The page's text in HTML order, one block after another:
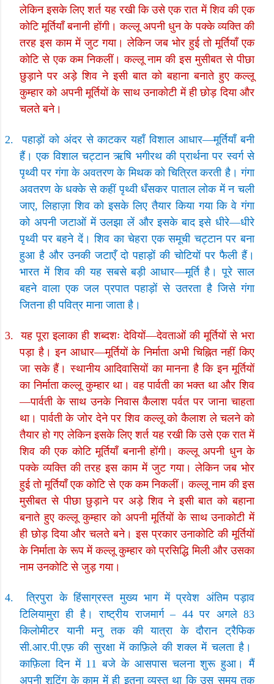
लेकिन इसके लिए शर्त यह रखी कि उसे एक रात में शिव की एक
कोटि मूर्तियाँ बनानी होंगी। कल्लू अपनी धुन के पक्के व्यक्ति की
तरह इस काम में जुट गया। लेकिन जब भोर हुई तो मूर्तियाँ एक
कोटि से एक कम निकलीं। कल्लू नाम की इस मुसीबत से पीछा
छुड़ाने पर अड़े शिव ने इसी बात को बहाना बनाते हुए कल्लू
कुम्हार को अपनी मूर्तियों के साथ उनाकोटी में ही छोड़ दिया और
चलते बने।
2. पहाड़ों को अंदर से काटकर यहाँ विशाल आधार—मूर्तियाँ बनी
हैं। एक विशाल चट्टान ऋषि भगीरथ की प्रार्थना पर स्वर्ग से
पृथ्वी पर गंगा के अवतरण के मिथक को चित्रित करती है। गंगा
अवतरण के धक्के से कहीं पृथ्वी धँसकर पाताल लोक में न चली
जाए,लिहाज़ा शिव को इसके लिए तैयार किया गया कि वे गंगा
को अपनी जटाओं में उलझा लें और इसके बाद इसे धीरे—धीरे
पृथ्वी पर बहने दें। शिव का चेहरा एक समूची चट्टान पर बना
हुआ है और उनकी जटाएँ दो पहाड़ों की चोटियों पर फैली हैं।
भारत में शिव की यह सबसे बड़ी आधार—मूर्ति है। पूरे साल
बहने वाला एक जल प्रपात पहाड़ों से उतरता है जिसे गंगा
जितना ही पवित्र माना जाता है।
3. यह पूरा इलाका ही शब्दशः देवियों—देवताओं की मूर्तियों से भरा
पड़ा है। इन आधार—मूर्तियों के निर्माता अभी चिह्नित नहीं किए
जा सके हैं। स्थानीय आदिवासियों का मानना है कि इन मूर्तियों
का निर्माता कल्लू कुम्हार था। वह पार्वती का भक्त था और शिव
—पार्वती के साथ उनके निवास कैलाश पर्वत पर जाना चाहता
था। पार्वती के जोर देने पर शिव कल्लू को कैलाश ले चलने को
तैयार हो गए लेकिन इसके लिए शर्त यह रखी कि उसे एक रात में
शिव की एक कोटि मूर्तियाँ बनानी होंगी। कल्लू अपनी धुन के
पक्के व्यक्ति की तरह इस काम में जुट गया। लेकिन जब भोर
हुई तो मूर्तियाँ एक कोटि से एक कम निकलीं। कल्लू नाम की इस
मुसीबत से पीछा छुड़ाने पर अड़े शिव ने इसी बात को बहाना
बनाते हुए कल्लू कुम्हार को अपनी मूर्तियों के साथ उनाकोटी में
ही छोड़ दिया और चलते बने। इस प्रकार उनाकोटि की मूर्तियों
के निर्माता के रूप में कल्लू कुम्हार को प्रसिद्धि मिली और उसका
नाम उनकोटि से जुड़ गया।
4.
त्रिपुरा के हिंसाग्रस्त मुख्य भाग में प्रवेश अंतिम पड़ाव
टिलियामुरा ही है। राष्ट्रीय राजमार्ग – 44 पर अगले 83
किलोमीटर यानी मनु तक की यात्रा के दौरान ट्रैफिक
सी.आर.पी.एफ़ की सुरक्षा में काफ़िले की शक्ल में चलता है।
काफ़िला दिन में 11बजे के आसपास चलना शुरू हुआ। मैं
अपनी शूटिंग के काम में ही इतना व्यस्त था कि उस समय तक